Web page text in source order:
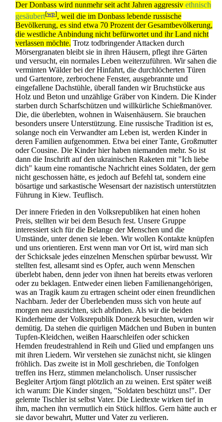
Der Donbass wird nunmehr seit acht Jahren aggressiv ethnisch
gesäubert[wp], weil die im Donbass lebende russische
Bevölkerung, es sind etwa 70 Prozent der Gesamtbevölkerung,
die westliche Anbindung nicht befürwortet und ihr Land nicht
verlassen möchte. Trotz todbringender Attacken durch
Mörsergranaten bleibt sie in ihren Häusern, pflegt ihre Gärten
und versucht, ein normales Leben weiterzuführen. Wir sahen die
verminten Wälder bei der Hinfahrt, die durchlöcherten Türen
und Gartentore, zerbrochene Fenster, ausgebrannte und
eingefallene Dachstühle, überall fanden wir Bruchstücke aus
Holz und Beton und unzählige Gräber von Kindern. Die Kinder
starben durch Scharfschützen und willkürliche Schießmanöver.
Die, die überlebten, wohnen in Waisenhäusern. Sie brauchen
besonders unsere Unterstützung. Eine russische Tradition ist es,
solange noch ein Verwandter am Leben ist, werden Kinder in
deren Familien aufgenommen. Etwa bei einer Tante, Großmutter
oder Cousine. Die Kinder hier haben niemanden mehr. So ist
dann die Inschrift auf den ukrainischen Raketen mit "Ich liebe
dich" kaum eine romantische Nachricht eines Soldaten, der gern
nicht geschossen hätte, es jedoch auf Befehl tat, sondern eine
bösartige und sarkastische Wesensart der nazistisch unterstützten
Führung in Kiew. Teuflisch.
Der innere Frieden in den Volksrepubliken hat einen hohen
Preis, stellten wir bei dem Besuch fest. Unsere Gruppe
interessiert sich für die Belange der Menschen und die
Umstände, unter denen sie leben. Wir wollen Kontakte knüpfen
und uns orientieren. Erst wenn man vor Ort ist, wird man sich
der Schicksale jedes einzelnen Menschen spürbar bewusst. Wir
stellten fest, allesamt sind es Opfer, auch wenn Menschen
überlebt haben, denn jeder von ihnen hat bereits etwas verloren
oder zu beklagen. Entweder einen lieben Familien­angehörigen,
was an Tragik kaum zu ertragen scheint oder einen freundlichen
Nachbarn. Jeder der Überlebenden muss sich von heute auf
morgen neu ausrichten, sich abfinden. Als wir die beiden
Kinderheime der Volksrepublik Donezk besuchten, wurden wir
demütig. Da stehen die quirligen Mädchen und Buben in bunten
Tupfen-Kleidchen, weißen Haarschleifen oder schicken
Hemden freudestrahlend in Reih und Glied und empfangen uns
mit ihren Liedern. Wir verstehen sie zunächst nicht, sie klingen
fröhlich. Das zweite ist in Moll geschrieben, die Tonfolgen
treffen ins Herz, stimmen melancholisch. Unser russischer
Begleiter Artjom fängt plötzlich an zu weinen. Erst später weiß
ich warum: Die Kinder singen, "Soldaten beschützt uns!". Der
gelernte Tischler ist selbst Vater. Die Liedtexte wirken tief in
ihm, machen ihn vermutlich ein Stück hilflos. Gern hätte auch er
sie davor bewahrt, Mutter und Vater zu verlieren.